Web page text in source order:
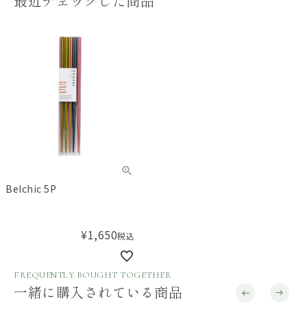
Belchic 5P
¥1,650税込
FREQUENTLY BOUGHT TOGETHER
一緒に購入されている商品